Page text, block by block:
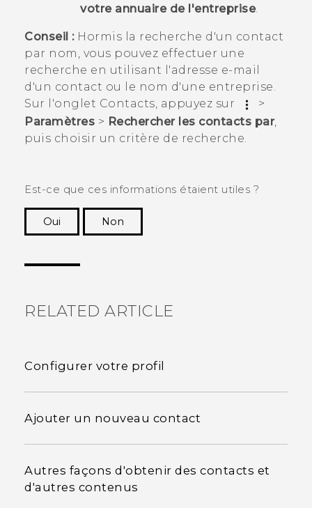
votre annuaire de l'entreprise.
Conseil :Hormis la recherche d'un contact
par nom, vous pouvez effectuer une
recherche en utilisant l'adresse e-mail
d'un contact ou le nom d'une entreprise.
Sur l'onglet Contacts, appuyez sur
>
Paramètres > Rechercher les contacts par,
puis choisir un critère de recherche.
Est-ce que ces informations étaient utiles ?
Oui
Non
RELATED ARTICLE
Configurer votre profil
Ajouter un nouveau contact
Autres façons d'obtenir des contacts et
d'autres contenus